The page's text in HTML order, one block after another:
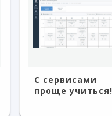
С сервисами
проще учиться!